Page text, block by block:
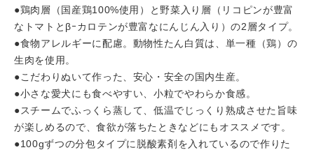
●鶏肉層（国産鶏100%使用）と野菜入り層（リコピンが豊富
なトマトとβｰカロテンが豊富なにんじん入り）の2層タイプ。
●食物アレルギーに配慮。動物性たん白質は、単一種（鶏）の
生肉を使用。
●こだわりぬいて作った、安心・安全の国内生産。
●小さな愛犬にも食べやすい、小粒でやわらか食感。
●スチームでふっくら蒸して、低温でじっくり熟成させた旨味
が楽しめるので、食欲が落ちたときなどにもオススメです。
●100gずつの分包タイプに脱酸素剤を入れているので作りた